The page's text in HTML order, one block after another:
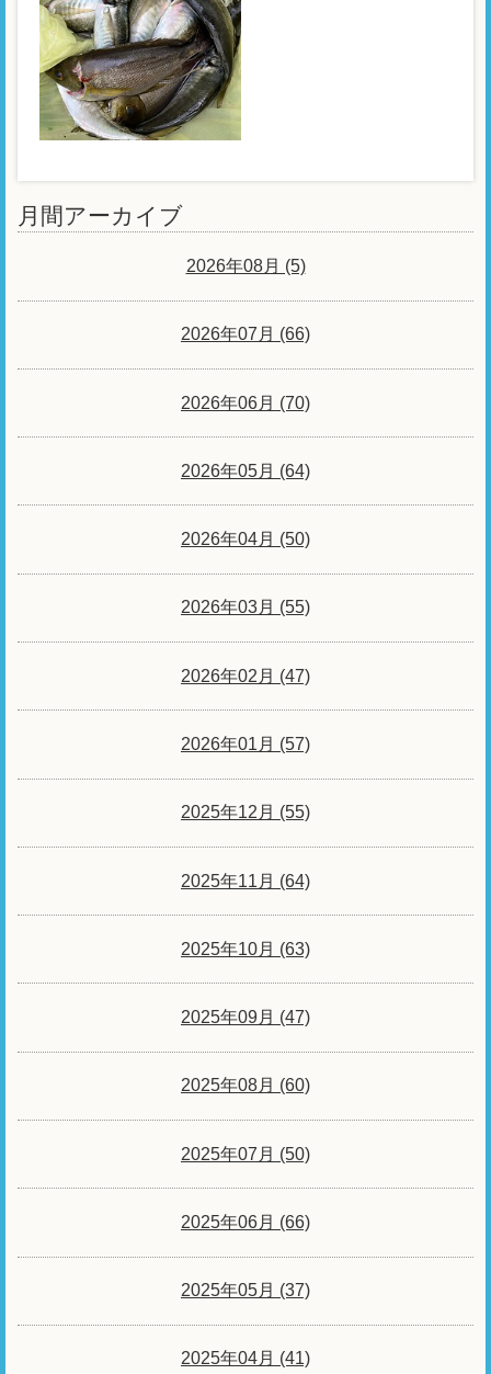
月間アーカイブ
2026年08月 (5)
2026年07月 (66)
2026年06月 (70)
2026年05月 (64)
2026年04月 (50)
2026年03月 (55)
2026年02月 (47)
2026年01月 (57)
2025年12月 (55)
2025年11月 (64)
2025年10月 (63)
2025年09月 (47)
2025年08月 (60)
2025年07月 (50)
2025年06月 (66)
2025年05月 (37)
2025年04月 (41)